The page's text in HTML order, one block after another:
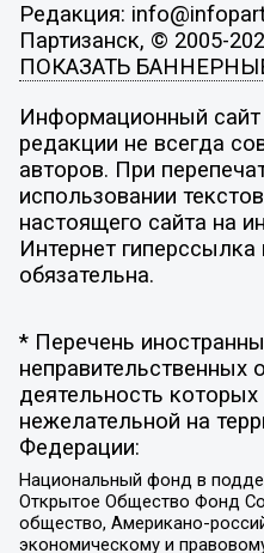
Редакция:
Партизанск, © 2005-
ПОКАЗАТЬ
Информационный сайт
редакции не всегда
авторов. При
использовании
настоящего сайта на
Интернет гиперссылка
обязательна.
* Перечень
неправительственных
деятельность которых
нежелательной на
Федерации:
Национальный фонд в
Открытое Общество Фонд
общество, Американо-
экономическому и